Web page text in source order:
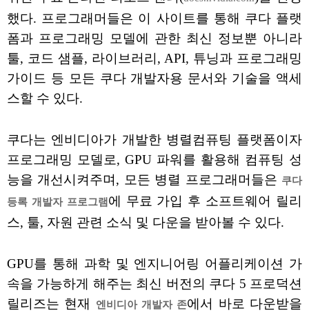
했다. 프로그래머들은 이 사이트를 통해 쿠다 플랫
폼과 프로그래밍 모델에 관한 최신 정보뿐 아니라
툴, 코드 샘플, 라이브러리, API, 튜닝과 프로그래밍
가이드 등 모든 쿠다 개발자용 문서와 기술을 액세
스할 수 있다.
쿠다는 엔비디아가 개발한 병렬컴퓨팅 플랫폼이자
프로그래밍 모델로, GPU 파워를 활용해 컴퓨팅 성
능을 개선시켜주며, 모든 병렬 프로그래머들은 쿠다
등록 개발자 프로그램 에 무료 가입 후 소프트웨어 릴리
스, 툴, 자원 관련 소식 및 다운을 받아볼 수 있다.
GPU를 통해 과학 및 엔지니어링 어플리케이션 가
속을 가능하게 해주는 최신 버전의 쿠다 5 프로덕션
릴리즈는 현재
엔비디아 개발자 존에서 바로 다운받을